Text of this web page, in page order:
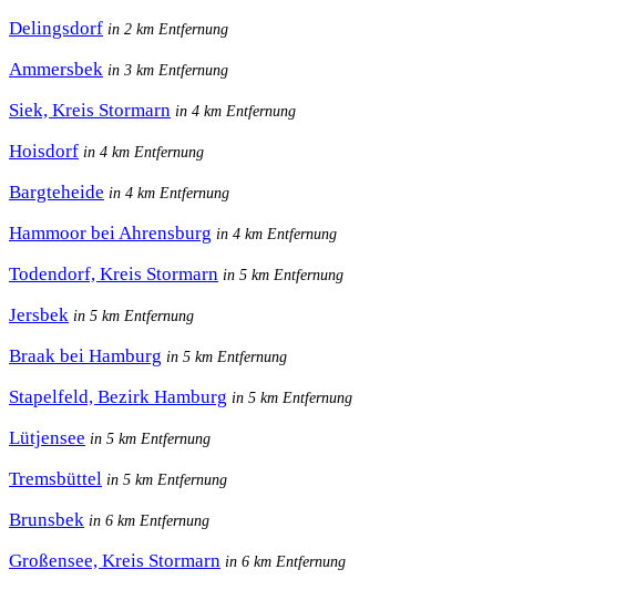
Delingsdorf in 2 km Entfernung
Ammersbek in 3 km Entfernung
Siek, Kreis Stormarn in 4 km Entfernung
Hoisdorf in 4 km Entfernung
Bargteheide in 4 km Entfernung
Hammoor bei Ahrensburg in 4 km Entfernung
Todendorf, Kreis Stormarn in 5 km Entfernung
Jersbek in 5 km Entfernung
Braak bei Hamburg in 5 km Entfernung
Stapelfeld, Bezirk Hamburg in 5 km Entfernung
Lütjensee in 5 km Entfernung
Tremsbüttel in 5 km Entfernung
Brunsbek in 6 km Entfernung
Großensee, Kreis Stormarn in 6 km Entfernung